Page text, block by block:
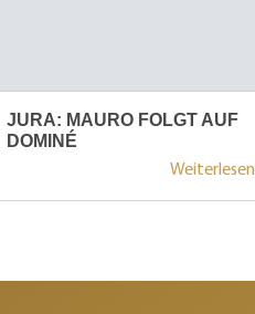
JURA: MAURO FOLGT AUF
DOMINÉ
Weiterlesen